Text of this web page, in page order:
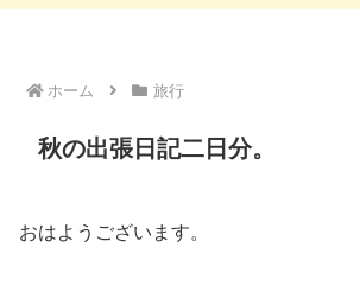
ホーム 旅行
秋の出張日記二日分。
おはようございます。